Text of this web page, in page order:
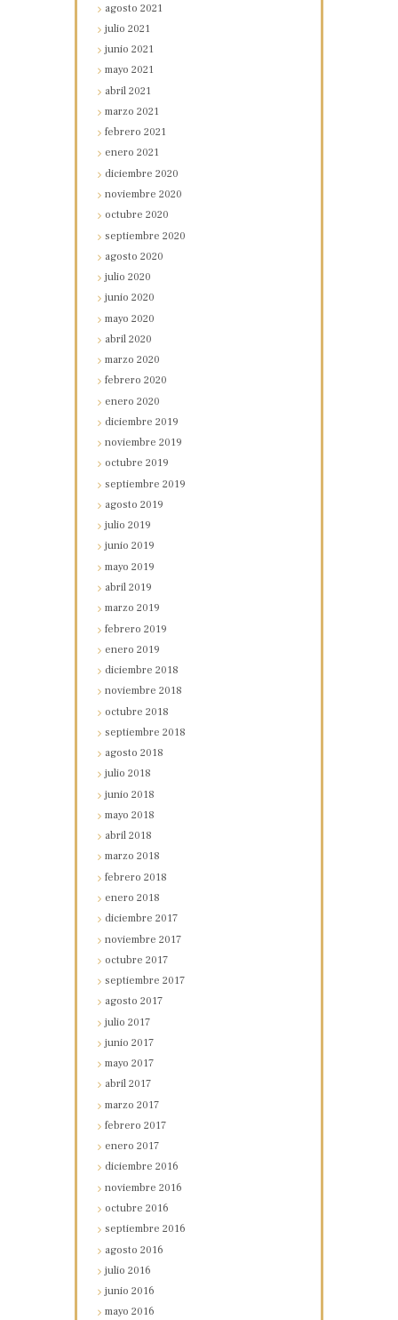
agosto2021
julio2021
junio2021
mayo2021
abril2021
marzo2021
febrero2021
enero2021
diciembre2020
noviembre2020
octubre2020
septiembre2020
agosto2020
julio2020
junio2020
mayo2020
abril2020
marzo2020
febrero2020
enero2020
diciembre2019
noviembre2019
octubre2019
septiembre2019
agosto2019
julio2019
junio2019
mayo2019
abril2019
marzo2019
febrero2019
enero2019
diciembre2018
noviembre2018
octubre2018
septiembre2018
agosto2018
julio2018
junio2018
mayo2018
abril2018
marzo2018
febrero2018
enero2018
diciembre2017
noviembre2017
octubre2017
septiembre2017
agosto2017
julio2017
junio2017
mayo2017
abril2017
marzo2017
febrero2017
enero2017
diciembre2016
noviembre2016
octubre2016
septiembre2016
agosto2016
julio2016
junio2016
mayo2016